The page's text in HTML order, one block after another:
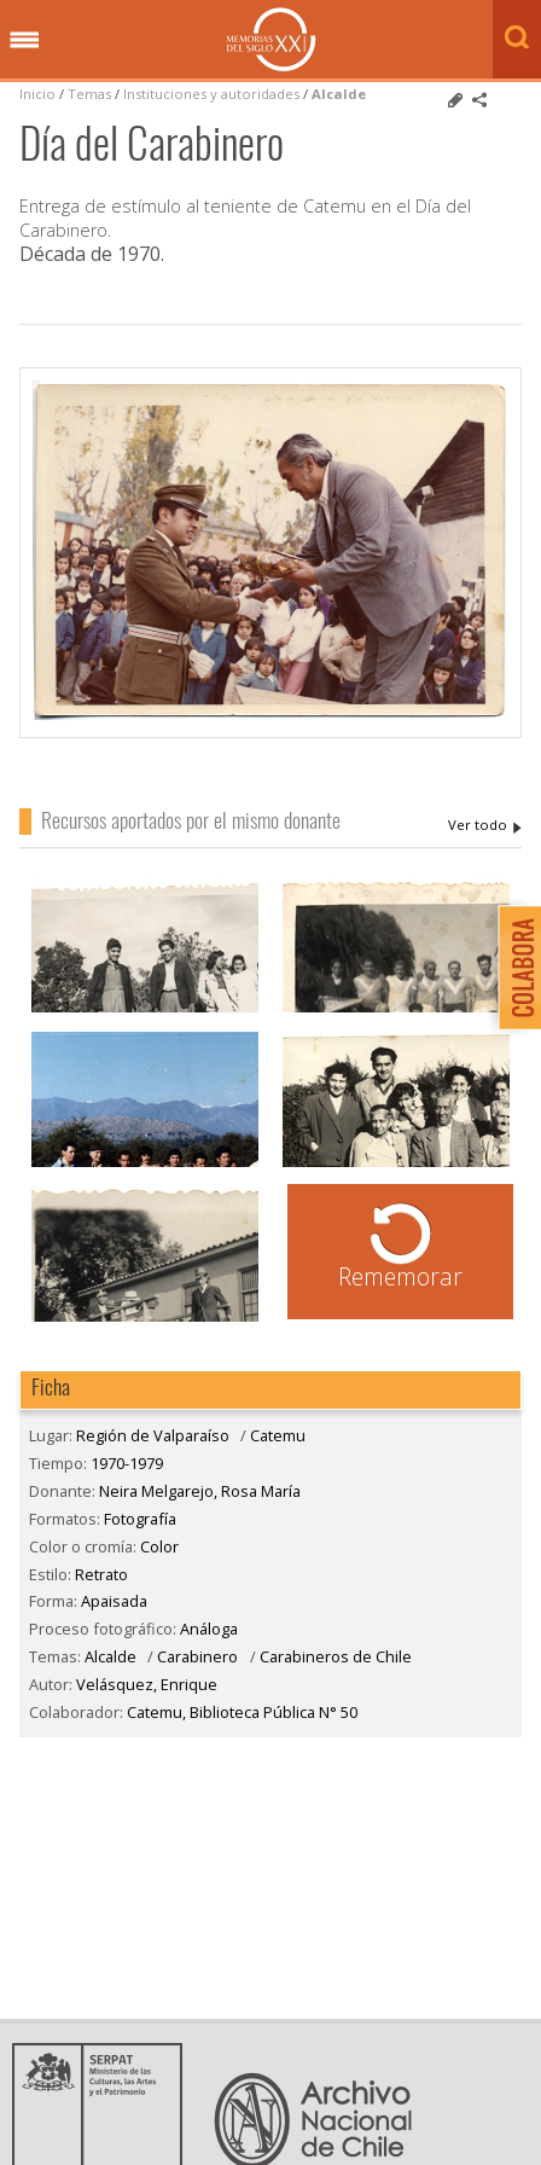
Inicio / Temas / Instituciones y autoridades / Alcalde
Día del Carabinero
Entrega de estímulo al teniente de Catemu en el Día del
Carabinero.
Década de 1970.
Recursos aportados por el mismo donante
Rememorar
Ficha
Lugar: Región de Valparaíso /Catemu
Tiempo: 1970-1979
Donante: Neira Melgarejo, Rosa María
Formatos: Fotografía
Color o cromía: Color
Estilo: Retrato
Forma: Apaisada
Proceso fotográfico: Análoga
Temas: Alcalde /Carabinero /Carabineros de Chile
Autor: Velásquez, Enrique
Colaborador: Catemu, Biblioteca Pública N° 50